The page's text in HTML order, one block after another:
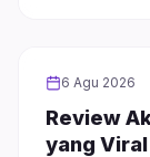
DRAMA6 Agu 2026
Review
yang Viral